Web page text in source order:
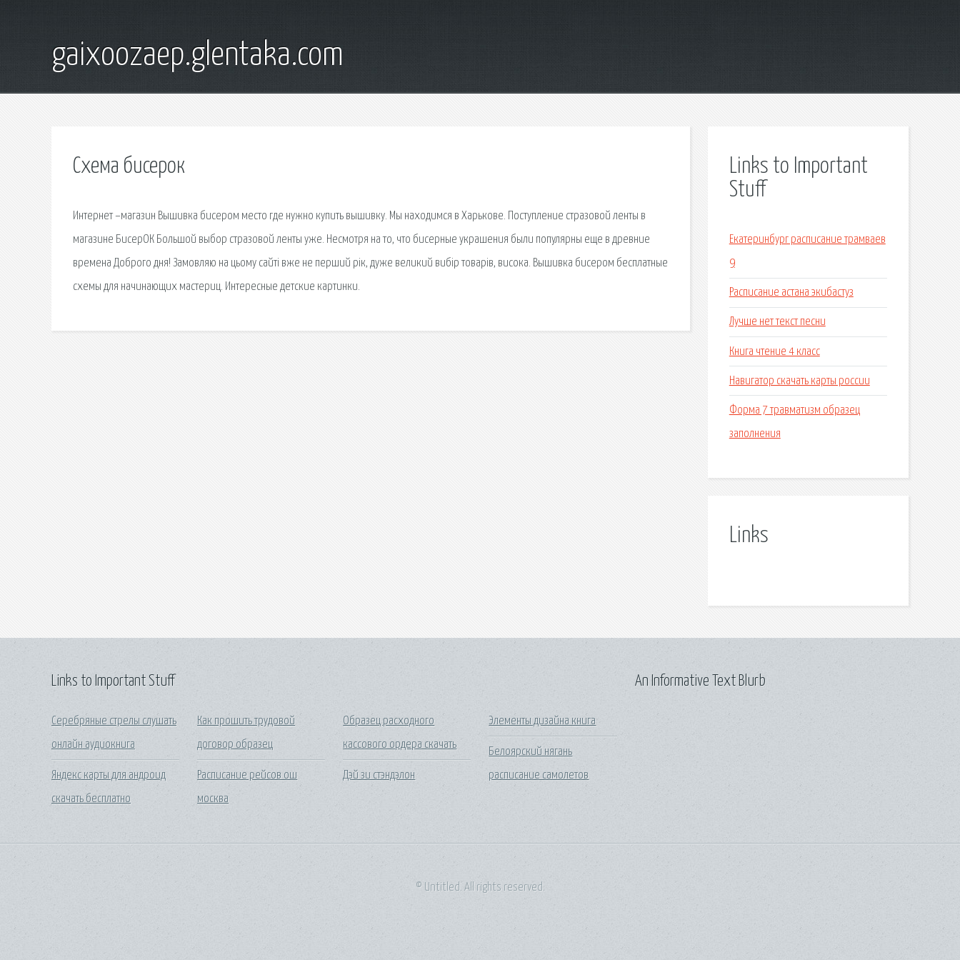
gaixoozaep.glentaka.com
Схема бисерок
Интернет –магазин Вышивка бисером место где нужно купить вышивку. Мы находимся в Харькове. Поступление стразовой ленты в
магазине БисерОК Большой выбор стразовой ленты уже. Несмотря на то, что бисерные украшения были популярны еще в древние
времена Доброго дня! Замовляю на цьому сайтi вже не перший рiк, дуже великий вибiр товарiв, висока. Вышивка бисером бесплатные
схемы для начинающих мастериц. Интересные детские картинки.
Links to Important
Stuff
Екатеринбург расписание трамваев
9
Расписание астана экибастуз
Лучше нет текст песни
Книга чтение 4 класс
Навигатор скачать карты россии
Форма 7 травматизм образец
заполнения
Links
Links to Important Stuff
Серебряные стрелы слушать
онлайн аудиокнига
Яндекс карты для андроид
скачать бесплатно
Как прошить трудовой
договор образец
Расписание рейсов ош
москва
Образец расходного
кассового ордера скачать
Дэй зи стэндэлон
Элементы дизайна книга
Белоярский нягань
расписание самолетов
An Informative Text Blurb
© Untitled. All rights reserved.